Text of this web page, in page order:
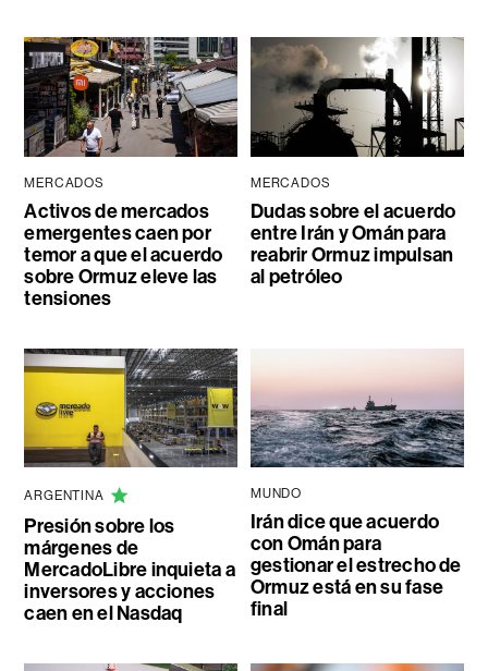
MERCADOS
Activos de mercados
emergentes caen por
temor a que el acuerdo
sobre Ormuz eleve las
tensiones
MERCADOS
Dudas sobre el acuerdo
entre Irán y Omán para
reabrir Ormuz impulsan
al petróleo
ARGENTINA
Presión sobre los
márgenes de
MercadoLibre inquieta a
inversores y acciones
caen en el Nasdaq
MUNDO
Irán dice que acuerdo
con Omán para
gestionar el estrecho de
Ormuz está en su fase
final